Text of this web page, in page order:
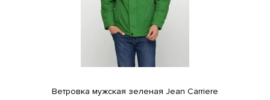
Ветровка мужская зеленая Jean Carriere